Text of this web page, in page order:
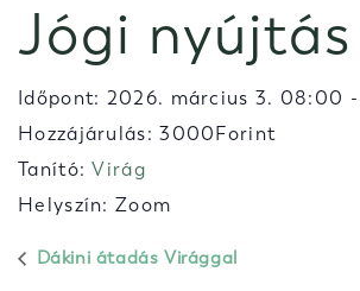
Jógi nyújtás
Időpont: 2026. március 3. 08:00 -
Hozzájárulás: 3000Forint
Tanító:Virág
Helyszín: Zoom
Dákini átadás Virággal